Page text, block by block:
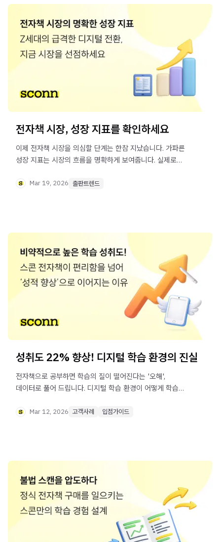
전자책 시장, 성장 지표를 확인하세요
이제 전자책 시장을 의심할 단계는 한참 지났습니다. 가파른
성장 지표는 시장의 흐름을 명확하게 보여줍니다. 실제로
'지능형 출판'으로 이 흐름을 타고 나아갈 때입니다.
Mar 19, 2026 출판트렌드
성취도 22% 향상! 디지털 학습 환경의 진실
전자책으로 공부하면 학습의 질이 떨어진다는 '오해',
데이터로 풀어 드립니다. 디지털 학습 환경이 어떻게 학습
Mar 12, 2026 고객사례 입점가이드